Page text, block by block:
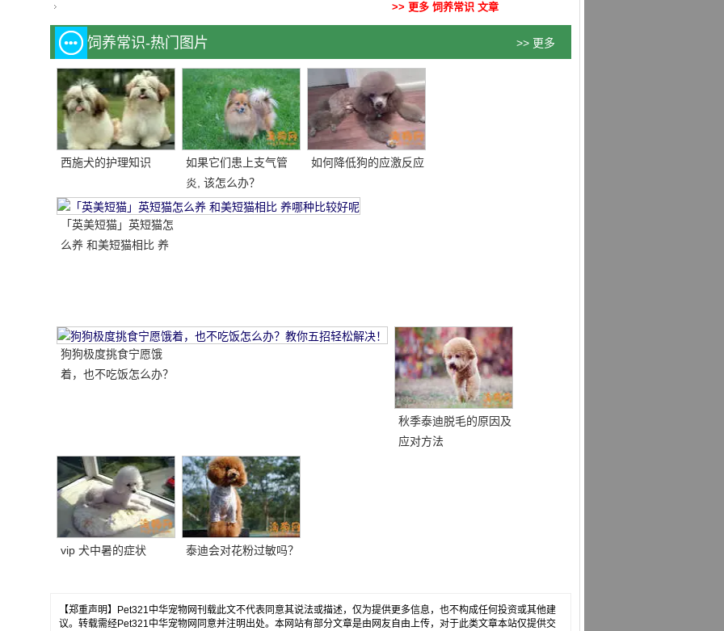
>> 更多 饲养常识 文章
饲养常识-热门图片 >> 更多
西施犬的护理知识
如果它们患上支气管
炎, 该怎么办？
如何降低狗的应激反应
「英美短猫」英短猫怎
么养 和美短猫相比 养
狗狗极度挑食宁愿饿
着，也不吃饭怎么办？
秋季泰迪脱毛的原因及
应对方法
vip 犬中暑的症状 泰迪会对花粉过敏吗？
【郑重声明】Pet321中华宠物网刊载此文不代表同意其说法或描述，仅为提供更多信息，也不构成任何投资或其他建
议。转载需经Pet321中华宠物网同意并注明出处。本网站有部分文章是由网友自由上传，对于此类文章本站仅提供交